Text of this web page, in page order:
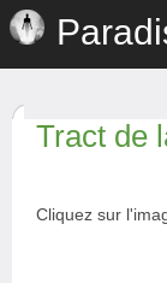
Tract de
Cliquez sur